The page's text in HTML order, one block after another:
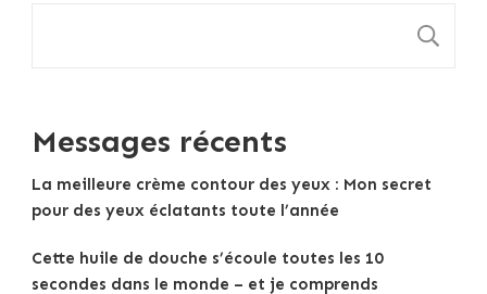
Messages récents
La meilleure crème contour des yeux : Mon secret
pour des yeux éclatants toute l’année
Cette huile de douche s’écoule toutes les 10
secondes dans le monde – et je comprends